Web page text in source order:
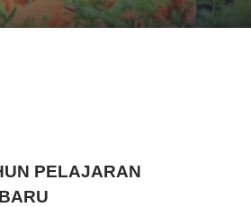
PELAJARAN